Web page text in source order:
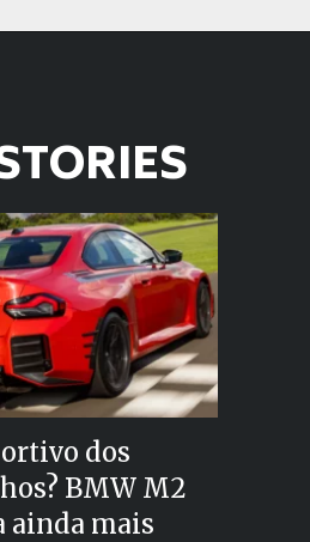
dos
BMW M2
ainda mais